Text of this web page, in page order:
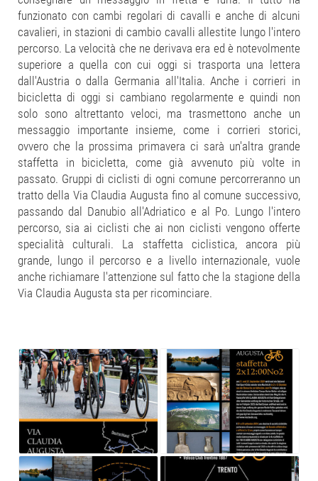
funzionato con cambi regolari di cavalli e anche di alcuni
cavalieri, in stazioni di cambio cavalli allestite lungo l'intero
percorso. La velocità che ne derivava era ed è notevolmente
superiore a quella con cui oggi si trasporta una lettera
dall'Austria o dalla Germania all'Italia. Anche i corrieri in
bicicletta di oggi si cambiano regolarmente e quindi non
solo sono altrettanto veloci, ma trasmettono anche un
messaggio importante insieme, come i corrieri storici,
ovvero che la prossima primavera ci sarà un'altra grande
staffetta in bicicletta, come già avvenuto più volte in
passato. Gruppi di ciclisti di ogni comune percorreranno un
tratto della Via Claudia Augusta fino al comune successivo,
passando dal Danubio all'Adriatico e al Po. Lungo l'intero
percorso, sia ai ciclisti che ai non ciclisti vengono offerte
specialità culturali. La staffetta ciclistica, ancora più
grande, lungo il percorso e a livello internazionale, vuole
anche richiamare l'attenzione sul fatto che la stagione della
Via Claudia Augusta sta per ricominciare.